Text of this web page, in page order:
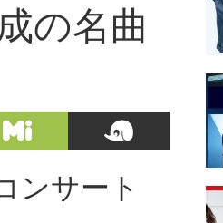
の名曲
ンサート